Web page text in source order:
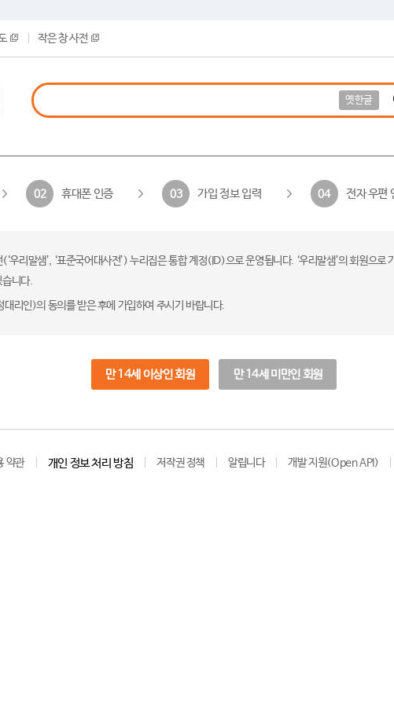
작은 창 사전
옛한글
02 휴대폰 인증 03 가입 정보 입력 04 전자 우편
우리말샘’, ‘표준국어대사전’) 누리집은 통합 계정(ID)으로 운영됩니다. ‘우리말샘’의 회원으
습니다.
리인)의 동의를 받은 후에 가입하여 주시기 바랍니다.
만 14세 이상인 회원 만 14세 미만인 회원
약관 개인 정보 처리 방침 저작권 정책 알립니다 개발 지원(Open API)